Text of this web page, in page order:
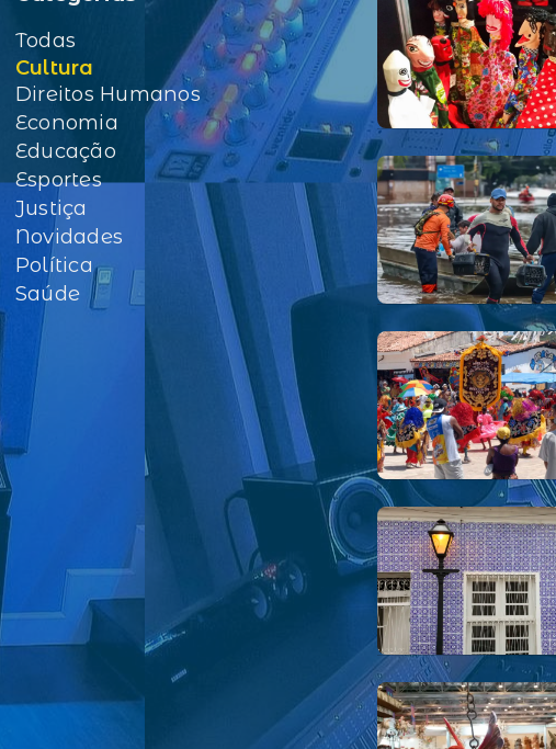
Todas
Cultura
Direitos Humanos
Economia
Educação
Esportes
Justiça
Novidades
Política
Saúde